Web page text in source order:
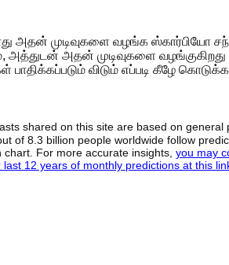
அதன் முடிவுகளை வழங்க ஸ்கார்பியோ
அத்துடன் அதன் முடிவுகளை
விடும் எப்படி கீழே
shared on this site are based on
of 8.3 billion people worldwide follow
For more accurate insights, you may
12 years of monthly predictions at this